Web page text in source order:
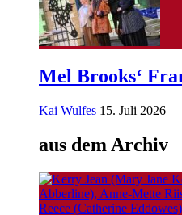
Mel Brooks‘
Kai Wulfes 15. Juli 2026
aus dem Archiv